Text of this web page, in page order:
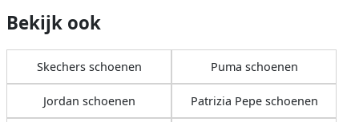
Bekijk ook
Skechers schoenen Puma schoenen
Jordan schoenen Patrizia Pepe schoenen